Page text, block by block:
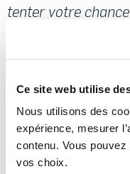
Ce site web utilise
Nous utilisons des
expérience, mesurer
contenu. Vous
vos choix.
tenter votre
le 28 Février 2022.
Nos heureux